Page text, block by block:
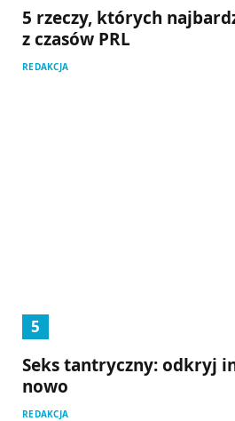
5 rzeczy, których
z czasów PRL
REDAKCJA
Seks tantryczny: odkryj
nowo
REDAKCJA